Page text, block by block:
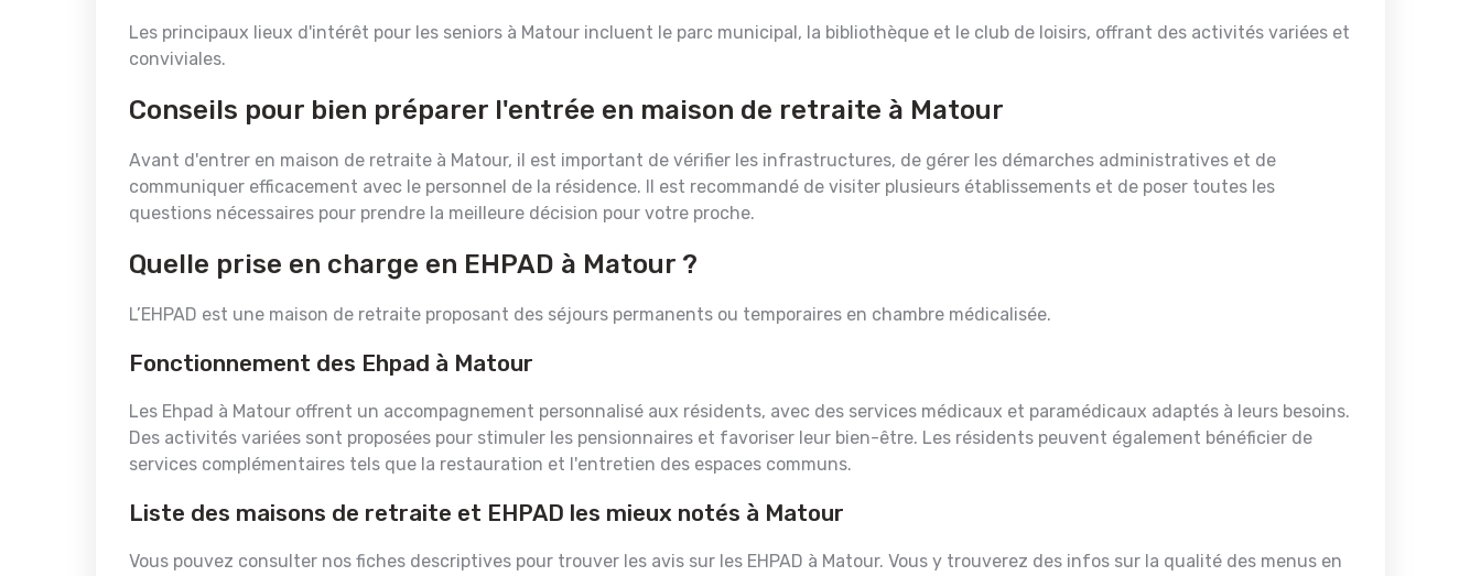
Les principaux lieux d'intérêt pour les seniors à Matour incluent le parc municipal, la bibliothèque et le club de loisirs, offrant des activités variées et
conviviales.
Conseils pour bien préparer l'entrée en maison de retraite à Matour
Avant d'entrer en maison de retraite à Matour, il est important de vérifier les infrastructures, de gérer les démarches administratives et de
communiquer efficacement avec le personnel de la résidence. Il est recommandé de visiter plusieurs établissements et de poser toutes les
questions nécessaires pour prendre la meilleure décision pour votre proche.
Quelle prise en charge en EHPAD à Matour ?
L’EHPAD est une maison de retraite proposant des séjours permanents ou temporaires en chambre médicalisée.
Fonctionnement des Ehpad à Matour
Les Ehpad à Matour offrent un accompagnement personnalisé aux résidents, avec des services médicaux et paramédicaux adaptés à leurs besoins.
Des activités variées sont proposées pour stimuler les pensionnaires et favoriser leur bien-être. Les résidents peuvent également bénéficier de
services complémentaires tels que la restauration et l'entretien des espaces communs.
Liste des maisons de retraite et EHPAD les mieux notés à Matour
Vous pouvez consulter nos fiches descriptives pour trouver les avis sur les EHPAD à Matour. Vous y trouverez des infos sur la qualité des menus en